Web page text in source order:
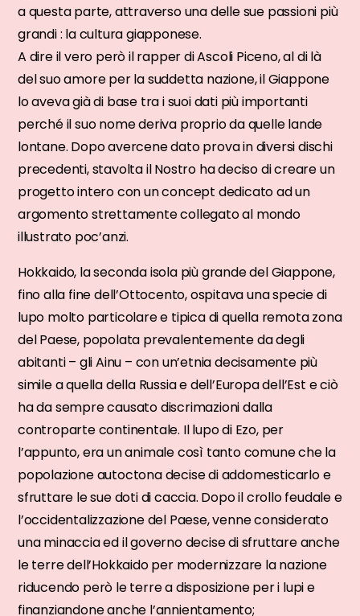
a questa parte, attraverso una delle sue passioni più
grandi : la cultura giapponese.
A dire il vero però il rapper di Ascoli Piceno, al di là
del suo amore per la suddetta nazione, il Giappone
lo aveva già di base tra i suoi dati più importanti
perché il suo nome deriva proprio da quelle lande
lontane. Dopo avercene dato prova in diversi dischi
precedenti, stavolta il Nostro ha deciso di creare un
progetto intero con un concept dedicato ad un
argomento strettamente collegato al mondo
illustrato poc’anzi.
Hokkaido, la seconda isola più grande del Giappone,
fino alla fine dell’Ottocento, ospitava una specie di
lupo molto particolare e tipica di quella remota zona
del Paese, popolata prevalentemente da degli
abitanti – gli Ainu – con un’etnia decisamente più
simile a quella della Russia e dell’Europa dell’Est e ciò
ha da sempre causato discrimazioni dalla
controparte continentale. Il lupo di Ezo, per
l’appunto, era un animale così tanto comune che la
popolazione autoctona decise di addomesticarlo e
sfruttare le sue doti di caccia. Dopo il crollo feudale e
l’occidentalizzazione del Paese, venne considerato
una minaccia ed il governo decise di sfruttare anche
le terre dell’Hokkaido per modernizzare la nazione
riducendo però le terre a disposizione per i lupi e
finanziandone anche l’annientamento;